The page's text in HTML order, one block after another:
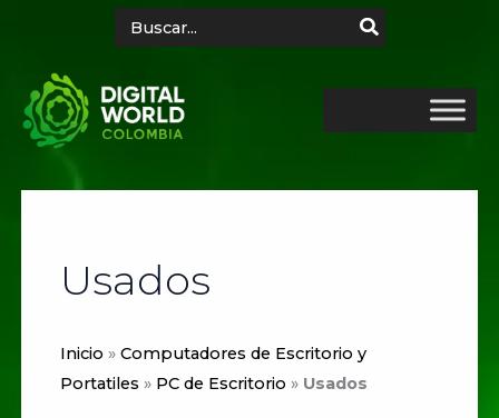
contenido
for:
Usados
Inicio »Computadores de Escritorio y
Portatiles » PC de Escritorio » Usados